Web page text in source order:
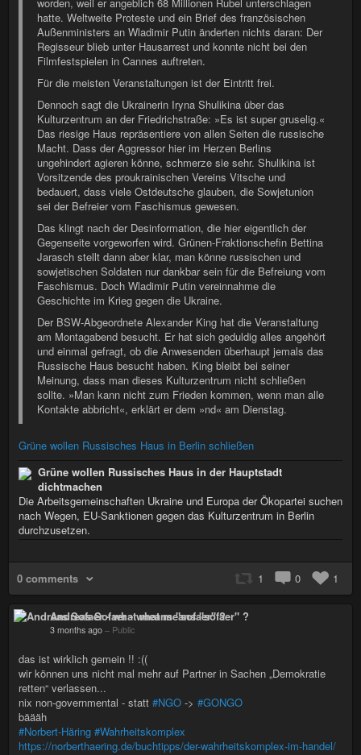
hatte. Weltweite Proteste und ein Brief des französischen
Außenministers an Wladimir Putin änderten nichts daran: Der
Regisseur blieb unter Hausarrest und konnte nicht bei den
Filmfestspielen in Cannes auftreten.
Für die meisten Veranstaltungen ist der Eintritt frei.
Dennoch sagt die Ukrainerin Iryna Shulikina über das
Kulturzentrum an der Friedrichstraße: »Es ist super gruselig.«
Das riesige Haus repräsentiere von allen Seiten die russische
Macht. Dass der Aggressor hier im Herzen Berlins
ungehindert agieren könne, schmerze sie sehr. Shulikina ist
Vorsitzende des proukrainischen Vereins Vitsche und
bedauert, dass viele Ostdeutsche glauben, die Sowjetunion
sei der Befreier vom Faschismus gewesen.
Das klingt nach der Desinformation, die hier eigentlich der
Gegenseite vorgeworfen wird. Grünen-Fraktionschefin Bettina
Jarasch stellt dann aber klar, man könne russischen und
sowjetischen Soldaten nur dankbar sein für die Befreiung vom
Faschismus. Doch Wladimir Putin vereinnahme die
Geschichte im Krieg gegen die Ukraine.
Der BSW-Abgeordnete Alexander King hat die Veranstaltung
am Montagabend besucht. Er hat sich geduldig alles angehört
und einmal gefragt, ob die Anwesenden überhaupt jemals das
Russische Haus besucht haben. King bleibt bei seiner
Meinung, dass man dieses Kulturzentrum nicht schließen
sollte. »Man kann nicht zum Frieden kommen, wenn man alle
Kontakte abbricht«, erklärt er dem »nd« am Dienstag.
Grüne wollen Russisches Haus in Berlin schließen
Grüne wollen Russisches Haus in der Hauptstadt
dichtmachen
Die Arbeitsgemeinschaften Ukraine und Europa der Ökopartei suchen
nach Wegen, EU-Sank­tionen gegen das Kultur­zentrum in Berlin
durchzusetzen.
0 comments 1 0 1
Andreas Sofaer - what means "sofaer" ?
3 months ago – Public
das ist wirklich gemein !! :((
wir können uns nicht mal mehr auf Partner in Sachen „Demokratie
retten“ verlassen...
nix non-governmental - statt #NGO -> #GONGO
bäääh
#Norbert-Häring #Wahrheitskomplex
https://norberthaering.de/buchtipps/der-wahrheitskomplex-im-handel/